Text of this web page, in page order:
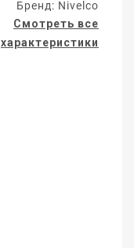
Бренд: Nivelco
Смотреть все
характеристики